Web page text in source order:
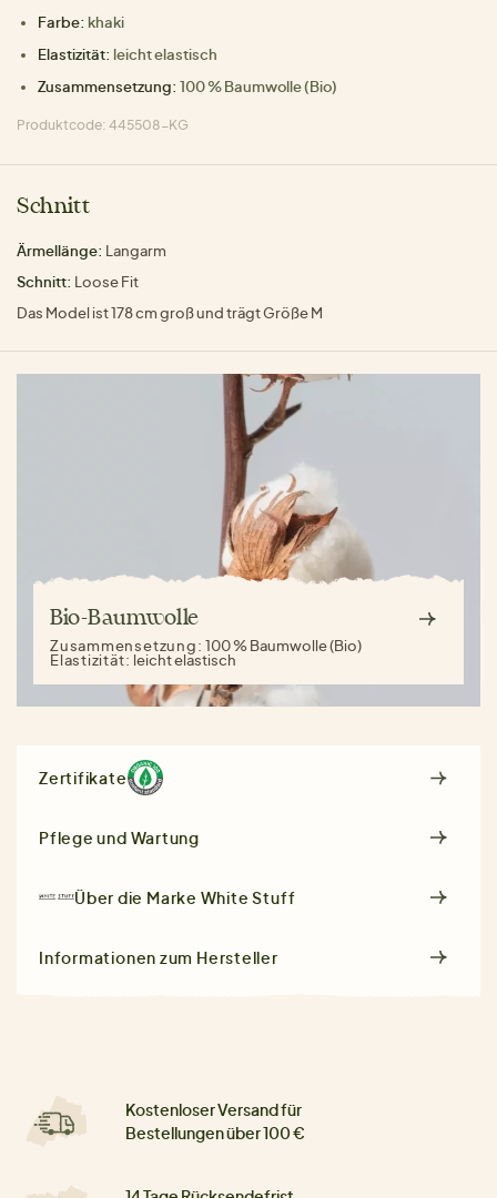
Farbe: khaki
Elastizität: leicht elastisch
Zusammensetzung: 100 % Baumwolle (Bio)
Produktcode: 445508-KG
Schnitt
Ärmellänge: Langarm
Schnitt: Loose Fit
Das Model ist 178 cm groß und trägt Größe M
Bio-Baumwolle
Zusammensetzung:100 % Baumwolle (Bio)
Elastizität: leicht elastisch
Zertifikate
Pflege und Wartung
Über die Marke White Stuff
Informationen zum Hersteller
Kostenloser Versand für
Bestellungen über 100 €